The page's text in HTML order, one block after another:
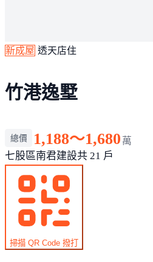
新成屋 透天店住
竹港逸墅
總價 1,188～1,680 萬
七股區南君建設共 21 戶
掃描 QR Code 撥打